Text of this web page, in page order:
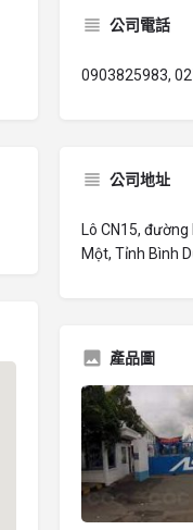
公司電話
0903825983,
公司地址
Lô CN15,
Một, Tỉnh Bình
產品圖